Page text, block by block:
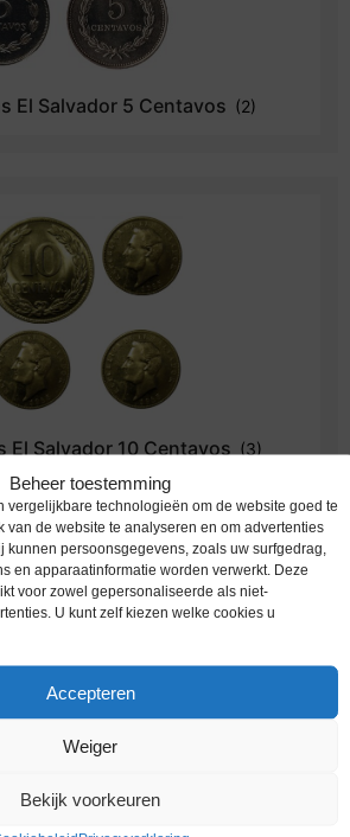
Beheer toestemming
vergelijkbare technologieën om de website goed te
van de website te analyseren en om advertenties
kunnen persoonsgegevens, zoals uw surfgedrag,
en apparaatinformatie worden verwerkt. Deze
voor zowel gepersonaliseerde als niet-
U kunt zelf kiezen welke cookies u
Accepteren
Weiger
Bekijk voorkeuren
El Salvador 5 Centavos (2)
El Salvador 10 Centavos (3)
pagina